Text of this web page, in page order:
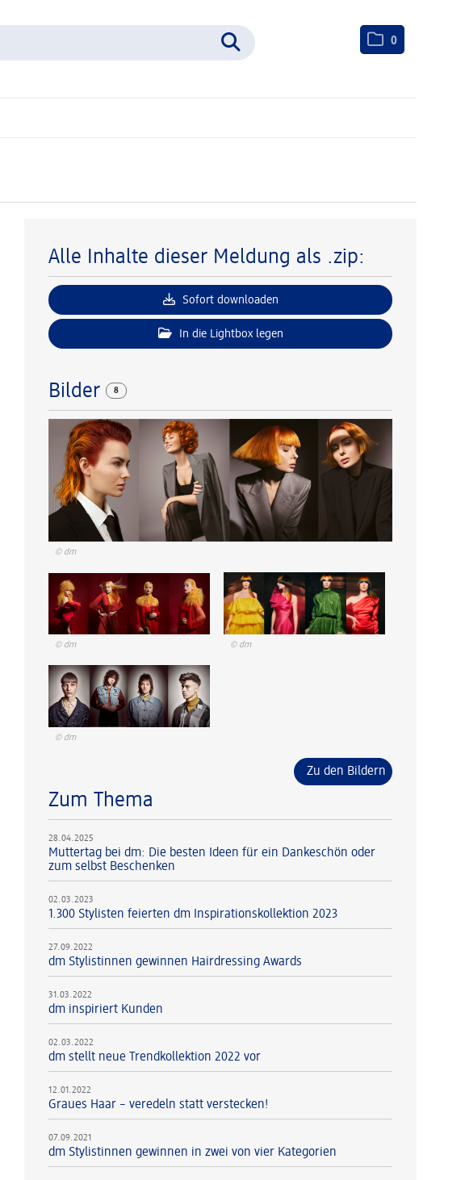
0
Alle Inhalte dieser Meldung als .zip:
Sofort downloaden
In die Lightbox legen
Bilder 8
© dm
© dm © dm
© dm
Zu den Bildern
Zum Thema
28.04.2025
Muttertag bei dm: Die besten Ideen für ein Dankeschön oder
zum selbst Beschenken
02.03.2023
1.300 Stylisten feierten dm Inspirationskollektion 2023
27.09.2022
dm Stylistinnen gewinnen Hairdressing Awards
31.03.2022
dm inspiriert Kunden
02.03.2022
dm stellt neue Trendkollektion 2022 vor
12.01.2022
Graues Haar – veredeln statt verstecken!
07.09.2021
dm Stylistinnen gewinnen in zwei von vier Kategorien